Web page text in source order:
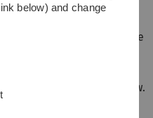
Reihenfolge vergangene
du auf die Titel
Veranstaltungen
Trailern usw.
below) and change